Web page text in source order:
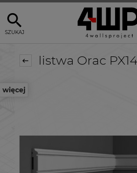
SZUKAJ
więcej
listwa Orac